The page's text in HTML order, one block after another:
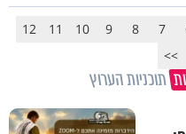
7
8
9
10
11
12
>>
תוכניות הערוץ